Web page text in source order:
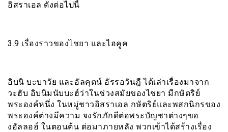
อิสราเอล ดังต่อไปนี้
3.9 เรื่องราวของไชยา และไฮคูค
อิบนิ บะบาวัย และอัลคุตน์ อัรรอวันฎี ได้เล่าเรื่องมาจาก
วะฮับ อิบนิมนับบะฮ์ว่าในช่วงสมัยของไชยา มีกษัตริย์
พระองค์หนึ่ง ในหมู่ชาวอิสราเอล กษัตริย์และพสกนิกรของ
พระองค์ต่างมีความ จงรักภักดีต่อพระบัญชาต่างๆขอ
งอัลลอฮ์ ในตอนต้น ต่อมาภายหลัง พวกเข้าได้สร้างเรื่อง